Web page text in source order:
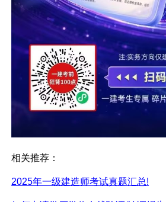
相关推荐：
2025年一级建造师考试真题汇总!